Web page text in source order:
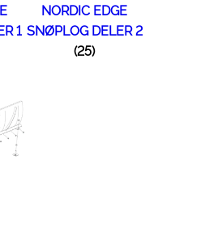
1
NORDIC EDGE
SNØPLOG DELER 2
(25)